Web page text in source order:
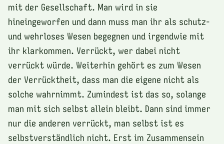
mit der Gesellschaft. Man wird in sie
hineingeworfen und dann muss man ihr als schutz-
und wehrloses Wesen begegnen und irgendwie mit
ihr klarkommen. Verrückt, wer dabei nicht
verrückt würde. Weiterhin gehört es zum Wesen
der Verrücktheit, dass man die eigene nicht als
solche wahrnimmt. Zumindest ist das so, solange
man mit sich selbst allein bleibt. Dann sind immer
nur die anderen verrückt, man selbst ist es
selbstverständlich nicht. Erst im Zusammensein